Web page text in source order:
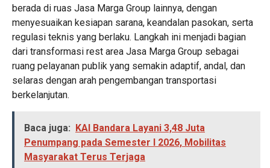
berada di ruas Jasa Marga Group lainnya, dengan
menyesuaikan kesiapan sarana, keandalan pasokan, serta
regulasi teknis yang berlaku. Langkah ini menjadi bagian
dari transformasi rest area Jasa Marga Group sebagai
ruang pelayanan publik yang semakin adaptif, andal, dan
selaras dengan arah pengembangan transportasi
berkelanjutan.
Baca juga: KAI Bandara Layani 3,48 Juta
Penumpang pada Semester I 2026, Mobilitas
Masyarakat Terus Terjaga